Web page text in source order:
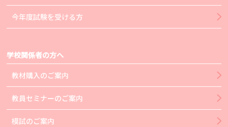
今年度試験を受ける方
学校関係者の方へ
教材購入のご案内
教員セミナーのご案内
模試のご案内